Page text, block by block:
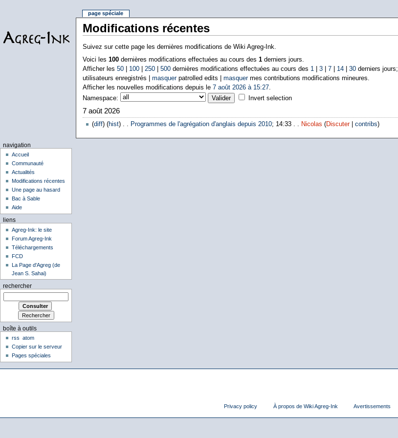
Modifications récentes
Suivez sur cette page les dernières modifications de Wiki Agreg-Ink.
Voici les 100dernières modifications effectuées au cours des 1derniers jours.
Afficher les 50| 100| 250| 500dernières modifications effectuées au cours des 1 3| 7| 14| 30derniers jours;
utilisateurs enregistrés | masquerpatrolled edits | masquermes contributions modifications mineures.
Afficher les nouvelles modifications depuis le 7 août 2026 à 15:27.
Namespace:
Invert selection
7 août 2026
(diff) (hist) . . Programmes de l'agrégation d'anglais depuis 2010; 14:33 . . Nicolas (Discuter| contribs)
page spéciale
navigation
Accueil
Communauté
Actualités
Modifications récentes
Une page au hasard
Bac à Sable
Aide
liens
Agreg-Ink: le site
Forum Agreg-Ink
Téléchargements
FCD
La Page d'Agreg (de
Jean S. Sahai)
rechercher
boîte à outils
rss
atom
Copier sur le serveur
Pages spéciales
Privacy policy À propos de Wiki Agreg-Ink Avertissements